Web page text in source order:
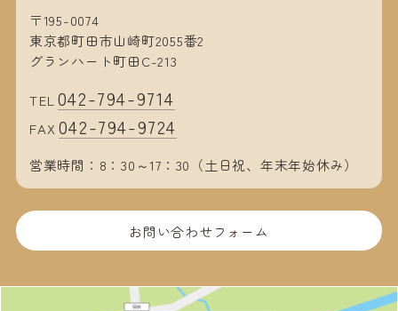
〒195-0074
東京都町田市山崎町2055番2
グランハート町田C-213
TEL 042-794-9714
FAX 042-794-9724
営業時間：8：30～17：30（土日祝、年末年始休み）
お問い合わせフォーム